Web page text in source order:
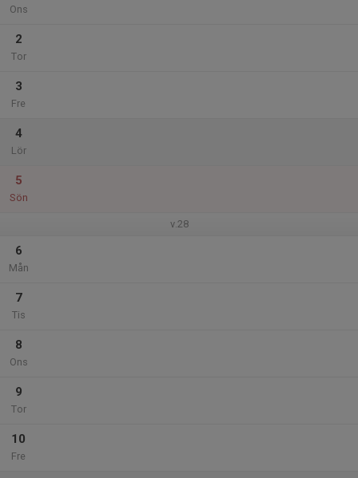
Ons
2
Tor
3
Fre
4
Lör
5
Sön
v.28
6
Mån
7
Tis
8
Ons
9
Tor
10
Fre